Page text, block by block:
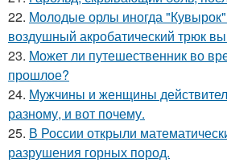
22. Молодые орлы иногда
воздушный акробатический трюк
23. Может ли путешественник во
прошлое?
24. Мужчины и женщины
разному, и вот почему.
25. В России открыли
разрушения горных пород.